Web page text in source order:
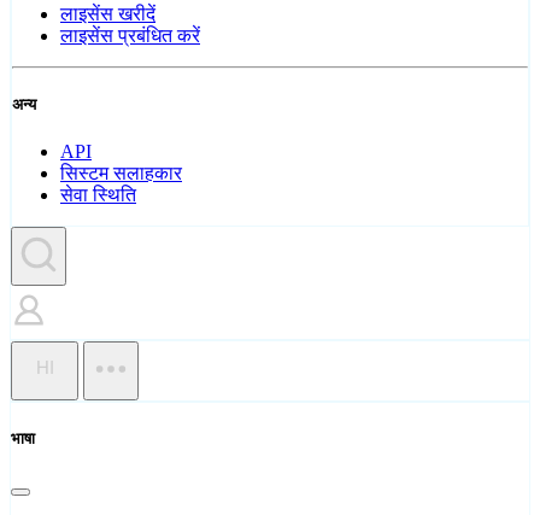
लाइसेंस खरीदें
लाइसेंस प्रबंधित करें
अन्य
API
सिस्टम सलाहकार
सेवा स्थिति
HI
भाषा